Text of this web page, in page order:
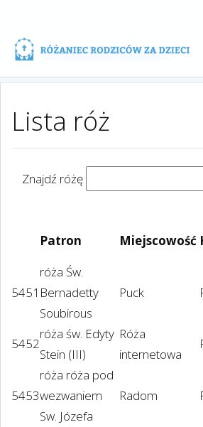
Lista róż
Znajdź różę
Patron Miejscowość
5451
róża Św.
Bernadetty
Soubirous
Puck
5452
róża św. Edyty
Stein (III)
Róża
internetowa
5453
róża róża pod
wezwaniem
Sw. Józefa
Radom